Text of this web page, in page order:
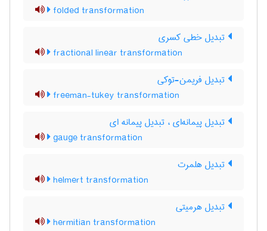
folded transformation
تبدیل خطی کسری
fractional linear transformation
تبدیل فریمن-توکی
freeman-tukey transformation
تبدیل پیمانه‌ای ، تبدیل پیمانه ای
gauge transformation
تبدیل هلمرت
helmert transformation
تبدیل هرمیتی
hermitian transformation